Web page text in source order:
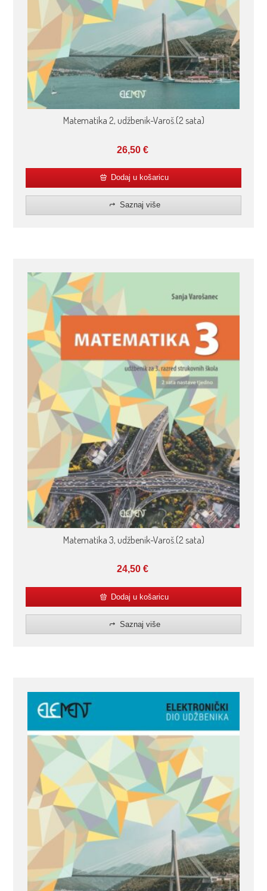
Matematika 2, udžbenik-Varoš.(2 sata)
26,50 €
Dodaj u košaricu
Saznaj više
Matematika 3, udžbenik-Varoš.(2 sata)
24,50 €
Dodaj u košaricu
Saznaj više